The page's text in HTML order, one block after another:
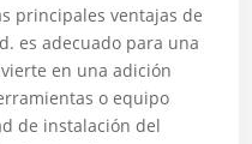
principales ventajas de
es adecuado para una
en una adición
o equipo
de instalación del